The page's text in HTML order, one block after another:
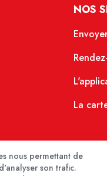
NOS
La
nous permettant de
son trafic.